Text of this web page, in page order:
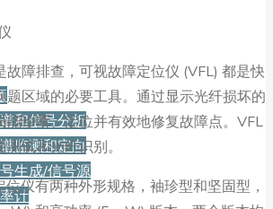
和信号分析
监测和定向
生成/信号源
计
故障排查，可视故障定位仪 (VFL) 都是快
题区域的必要工具。通过显示光纤损坏的
能诊断、定位并有效地修复故障点。VFL
试和光纤识别。
位仪有两种外形规格，袖珍型和坚固型，